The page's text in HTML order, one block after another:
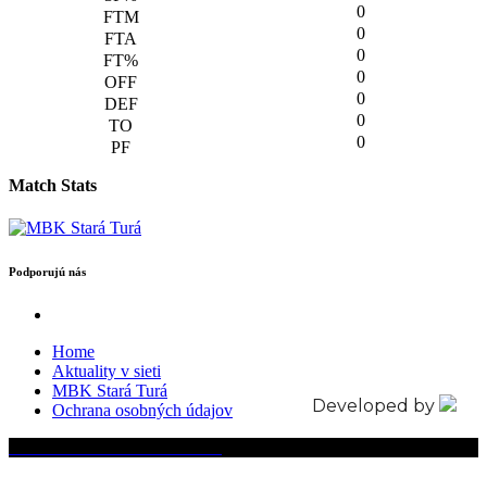
0
0
0
0
0
0
0
Match Stats
Podporujú nás
Home
Aktuality v sieti
MBK Stará Turá
Ochrana osobných údajov
Developed by